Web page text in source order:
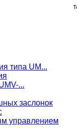
типа UM...
...
заслонок
управлением